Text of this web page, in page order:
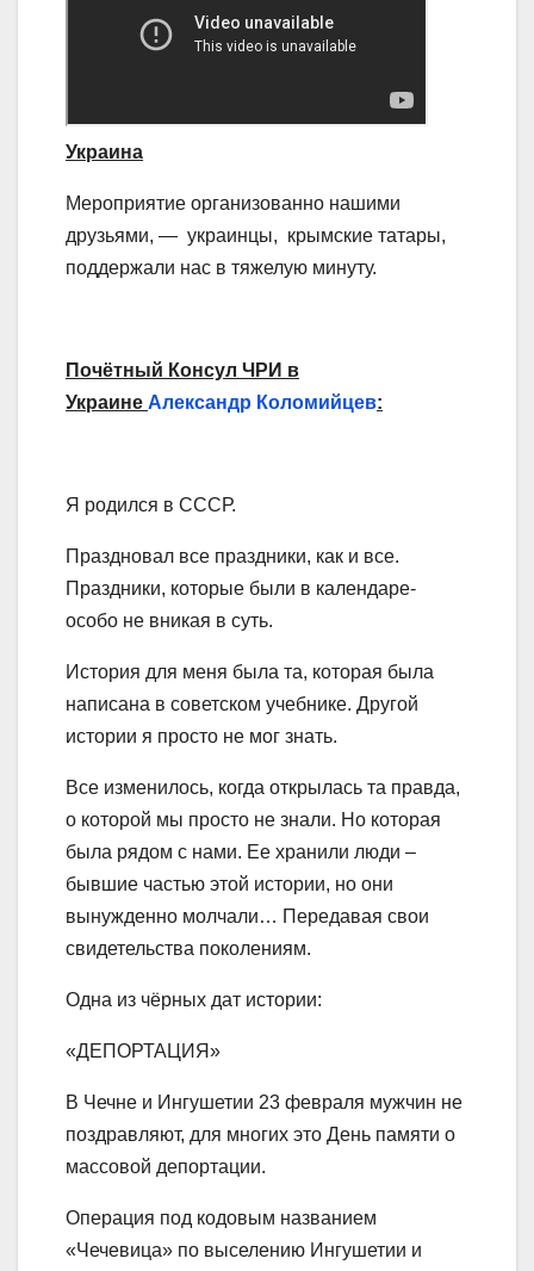
Украина
Мероприятие организованно нашими
друзьями, — украинцы, крымские татары,
поддержали нас в тяжелую минуту.
Почётный Консул ЧРИ в
Украине Александр Коломийцев:
Я родился в СССР.
Праздновал все праздники, как и все.
Праздники, которые были в календаре-
особо не вникая в суть.
История для меня была та, которая была
написана в советском учебнике. Другой
истории я просто не мог знать.
Все изменилось, когда открылась та правда,
о которой мы просто не знали. Но которая
была рядом с нами. Ее хранили люди –
бывшие частью этой истории, но они
вынужденно молчали… Передавая свои
свидетельства поколениям.
Одна из чёрных дат истории:
«ДЕПОРТАЦИЯ»
В Чечне и Ингушетии 23 февраля мужчин не
поздравляют, для многих это День памяти о
массовой депортации.
Операция под кодовым названием
«Чечевица» по выселению Ингушетии и